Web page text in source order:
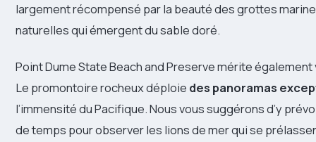
largement récompensé par la beauté des grottes
naturelles qui émergent du sable doré.
Point Dume State Beach and Preserve mérite
Le promontoire rocheux déploie des panoramas
l’immensité du Pacifique. Nous vous suggérons d’y
de temps pour observer les lions de mer qui se